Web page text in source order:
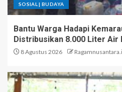
SOSIAL | BUDAYA
Bantu Warga Hadapi
Distribusikan 8.000 Liter Air
8 Agustus 2026